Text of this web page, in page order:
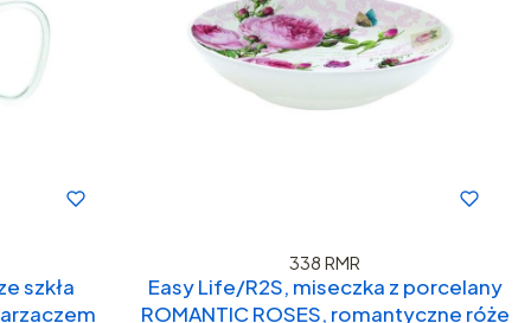
szkła
338 RMR
Easy Life/R2S, miseczka z porcelany
ROMANTIC ROSES, romantyczne róże